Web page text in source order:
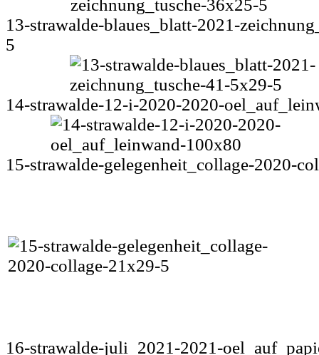
13-strawalde-blaues_blatt-2021-
5
14-strawalde-12-i-2020-2020-
15-strawalde-gelegenheit_collage-2020-
16-strawalde-juli_2021-2021-